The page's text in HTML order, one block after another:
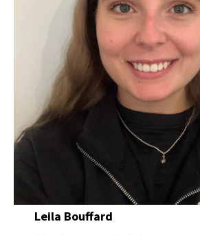
Leila Bouffard